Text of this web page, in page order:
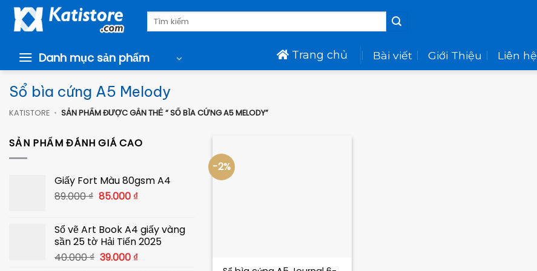
Chuyển
đến
dung
Tìm
Danh mục sản phẩm Trang chủ Bài viết Giới Thiệu Liên hệ
Sổ bìa cứng A5 Melody
KATISTORE • SẢN PHẨM ĐƯỢC GẮN THẺ “ SỔ BÌA CỨNG A5 MELODY”
SẢN PHẨM ĐÁNH GIÁ CAO
Giấy Fort Màu 80gsm A4
89.000₫ Giá
89.000 ₫.
85.000 ₫Giá
là:
85.000 ₫.
Sổ vẽ Art Book A4 giấy vàng
sần 25 tờ Hải Tiến 2025
40.000₫ Giá
39.000 ₫Giá
-2%